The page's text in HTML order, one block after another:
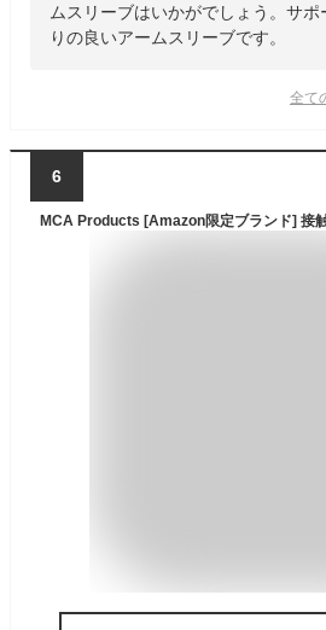
ムスリーブはいかがでしょう。サ
りの良いアームスリーブです。
全て
6